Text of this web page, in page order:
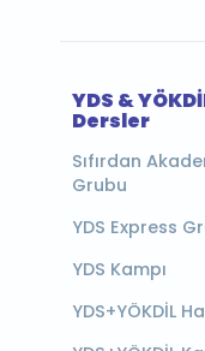
YDS &
Dersler
Sıfırdan
Grubu
YDS Express
YDS Kampı
YDS+YÖKDİL